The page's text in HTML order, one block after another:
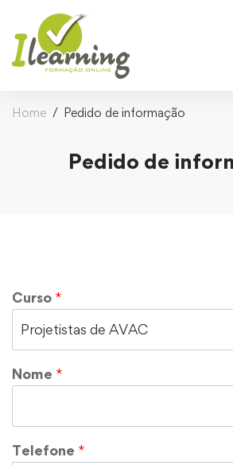
Home Pedido de informação
Pedido de
Curso *
Nome *
Telefone *